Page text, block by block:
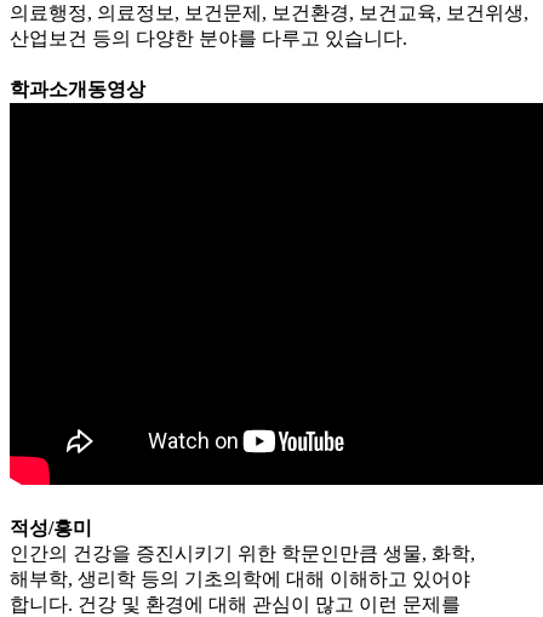
의료행정, 의료정보, 보건문제, 보건환경, 보건교육, 보건위생,
산업보건 등의 다양한 분야를 다루고 있습니다.
학과소개동영상
적성/흥미
인간의 건강을 증진시키기 위한 학문인만큼 생물, 화학,
해부학, 생리학 등의 기초의학에 대해 이해하고 있어야
합니다. 건강 및 환경에 대해 관심이 많고 이런 문제를